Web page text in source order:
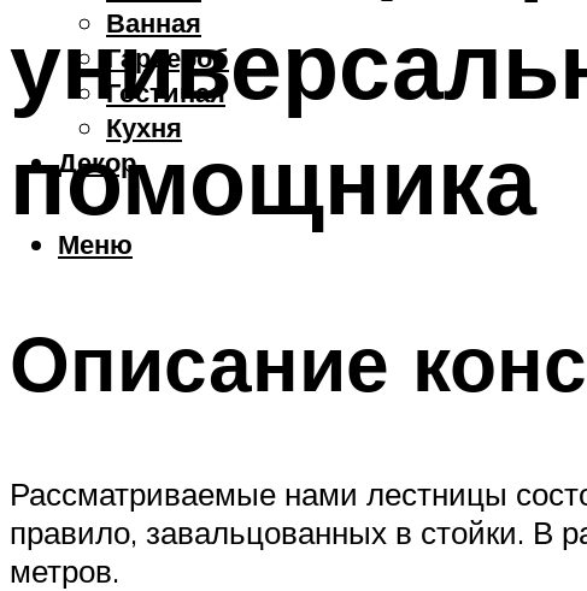
Ванная
Гардероб
Гостиная
Кухня
Декор
Меню
помощника
Описание
Рассматриваемые нами лестницы
правило, завальцованных в стойки. В
метров.